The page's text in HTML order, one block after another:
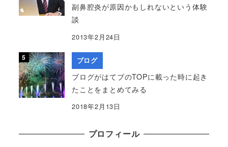
副鼻腔炎が原因かもしれないという体験
談
2013年2月24日
ブログ
ブログがはてブのTOPに載った時に起き
たことをまとめてみる
2018年2月13日
プロフィール